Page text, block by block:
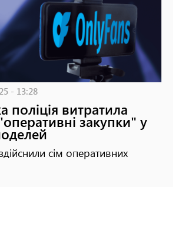
- 13:28
поліція витратила
закупки" у
сім оперативних